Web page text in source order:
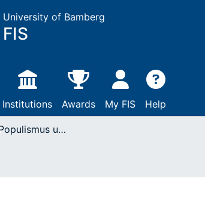
University of Bamberg
FIS
Institutions Awards My FIS Help
Autoritärer Populismus und »Heimat« : über 'imaginaries' in der Raumordnungspolitik am Beispiel Bayerns